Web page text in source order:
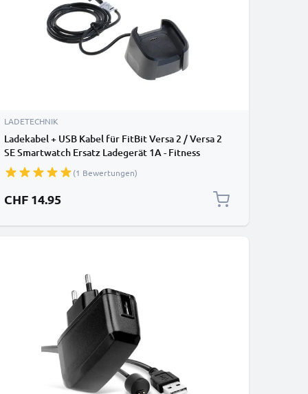
LADETECHNIK
Ladekabel + USB Kabel für FitBit Versa 2 / Versa 2
SE Smartwatch Ersatz Ladegerät 1A - Fitness
Tracker Armband Auflader
(1 Bewertungen)
CHF 14.95